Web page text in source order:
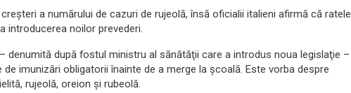
a numărului de cazuri de rujeolă, însă oficialii italieni afirmă că ratele
introducerea noilor prevederi.
denumită după fostul ministru al sănătăţii care a introdus noua legislaţie –
imunizări obligatorii înainte de a merge la şcoală. Este vorba despre
rujeolă, oreion şi rubeolă.